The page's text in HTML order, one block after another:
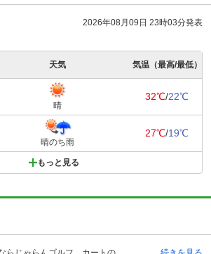
2026年08月09日 23時03分発表
天気 気温（最高/最低）
晴
32℃/22℃
晴のち雨
27℃/19℃
もっと見る